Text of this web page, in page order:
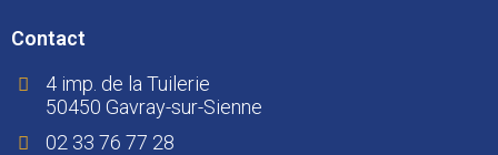
Contact
4 imp. de la Tuilerie
50450 Gavray-sur-Sienne
02 33 76 77 28